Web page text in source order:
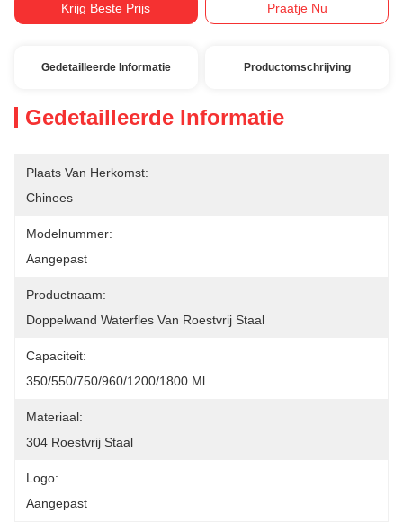
Krijg Beste Prijs Praatje Nu
Gedetailleerde Informatie Productomschrijving
Gedetailleerde Informatie
Plaats Van Herkomst:
Chinees
Modelnummer:
Aangepast
Productnaam:
Doppelwand Waterfles Van Roestvrij Staal
Capaciteit:
350/550/750/960/1200/1800 Ml
Materiaal:
304 Roestvrij Staal
Logo:
Aangepast